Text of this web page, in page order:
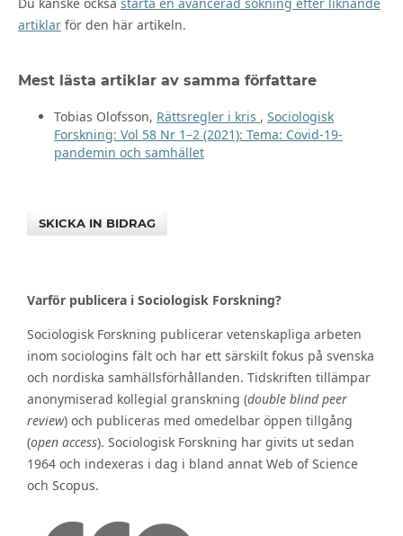
Du kanske också starta en avancerad sökning efter liknande
artiklarför den här artikeln.
Mest lästa artiklar av samma författare
Tobias Olofsson, Rättsregler i kris , Sociologisk
Forskning: Vol 58 Nr 1–2 (2021): Tema: Covid-19-
pandemin och samhället
SKICKA IN BIDRAG
Varför publicera i Sociologisk Forskning?
Sociologisk Forskning publicerar vetenskapliga arbeten
inom sociologins fält och har ett särskilt fokus på svenska
och nordiska samhällsförhållanden. Tidskriften tillämpar
anonymiserad kollegial granskning (double blind peer
review) och publiceras med omedelbar öppen tillgång
(open access). Sociologisk Forskning har givits ut sedan
1964 och indexeras i dag i bland annat Web of Science
och Scopus.